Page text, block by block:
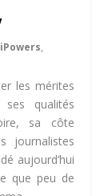
,
les mérites
qualités
sa côte
journalistes
aujourd’hui
que peu de